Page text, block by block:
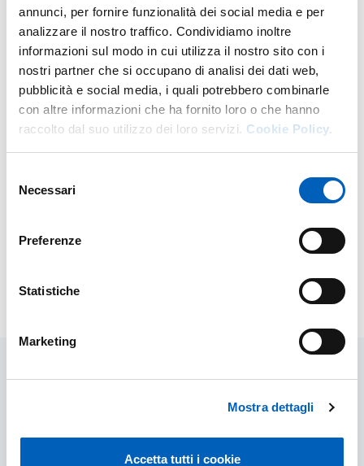
annunci, per fornire funzionalità dei social media e per
analizzare il nostro traffico. Condividiamo inoltre
informazioni sul modo in cui utilizza il nostro sito con i
nostri partner che si occupano di analisi dei dati web,
pubblicità e social media, i quali potrebbero combinarle
con altre informazioni che ha fornito loro o che hanno
raccolto dal suo utilizzo dei loro servizi. Cookie Policy.
delNecessari
Preferenze
Statistiche
Marketing
Mostra dettagli
Accetta tutti i cookie
Computer problems
For problems with
computer nature (data
network, fixed voice, WiFi,
etc.) send an email to
0521 90.6789
(Contact center)